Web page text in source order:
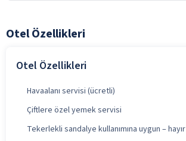
Otel Özellikleri
Otel Özellikleri
Havaalanı servisi (ücretli)
Çiftlere özel yemek servisi
Tekerlekli sandalye kullanımına uygun – hayır